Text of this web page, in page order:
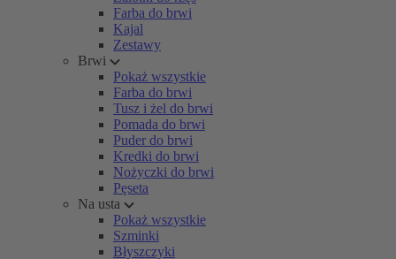
Farba do brwi
Kajal
Zestawy
Brwi
Pokaż wszystkie
Farba do brwi
Tusz i żel do brwi
Pomada do brwi
Puder do brwi
Kredki do brwi
Nożyczki do brwi
Pęseta
Na usta
Pokaż wszystkie
Szminki
Błyszczyki